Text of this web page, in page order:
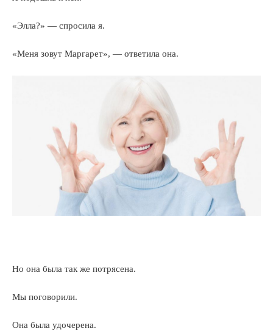
«Элла?» — спросила я.
«Меня зовут Маргарет», — ответила она.
Но она была так же потрясена.
Мы поговорили.
Она была удочерена.